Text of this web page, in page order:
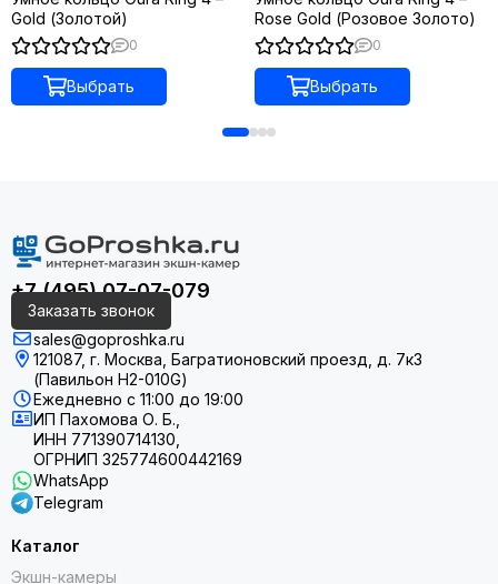
данных и алгоритмах, которым можно доверять.
Безупречность титана
Корпус гаджета сделан из авиационного титана, который
идеально отполирован. При этом кольцо действительно
легкое и прочное, плюс к этому можно добавить защиту от
влаги. Можно спокойно мыть руки, нырять в бассейн,
заниматься спортом и не бояться случайно удариться об
угол - кольцо точно останется как новое. А выглядит оно,
между прочим, как стильный аксессуар. Никаких лишних
кнопок и дисплеев - минимализм, который работает.
Gold (Золотой)
0
Выбрать
Rose Gold (Розовое Золото)
0
Выбрать
+7 (495) 07-07-079
Заказать звонок
sales@goproshka.ru
121087, г. Москва, Багратионовский проезд, д. 7к3
(Павильон H2-010G)
Ежедневно с 11:00 до 19:00
ИП Пахомова О. Б.,
ИНН 771390714130,
ОГРНИП 325774600442169
WhatsApp
Telegram
Каталог
Экшн-камеры